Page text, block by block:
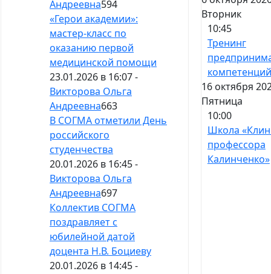
Андреевна594
«Герои академии»:
мастер-класс по
оказанию первой
медицинской помощи
23.01.2026 в 16:07 -
Викторова Ольга
Андреевна663
В СОГМА отметили День
российского
студенчества
20.01.2026 в 16:45 -
Викторова Ольга
Андреевна697
Коллектив СОГМА
поздравляет с
юбилейной датой
доцента Н.В. Боциеву
20.01.2026 в 14:45 -
Вторник
10:45
Тренинг
компетенций
16 октября
Пятница
10:00
Школа
профессора
Калинченко»